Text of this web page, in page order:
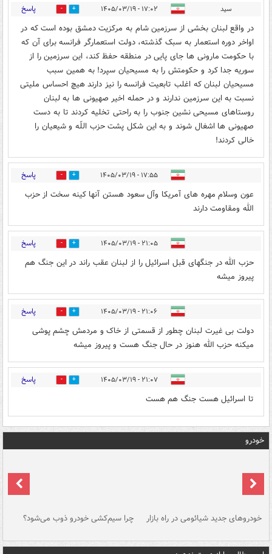
سید ۱۷:۰۲ - ۱۴۰۵/۰۳/۱۹ 0 پاسخ
در واقع لبنان بخشی از سرزمین شام به مرکزیت دمشق بوده است که در
اواخر دوره استعمار به سبک گذشته، دولت استعمارگر فرانسه برای آن که
با حکومت مارونی ها جای پایی در منطقه حفظ کند، این سرزمین را از
سوریه جدا کرد و حکومتش را به مسیحیان سپرد! به همین سبب
مسیحیان لبنان که اغلب تابعیت فرانسه را نیز دارند هیچ احساس ملیتی
نسبت به این سرزمین ندارند و در حمله اخیر صهیونی ها به لبنان
روستاهای مسیحی نشین جنوب را به راحتی تخلیه کردند تا به دست
صهیونی ها اشغال شوند و به این شکل پشت حزب اللّه و شیعیان را
خالی کردند!
۱۷:۵۵ - ۱۴۰۵/۰۳/۱۹ 1 پاسخ
عون وسلام مهره های آمریکا وآل سعود هستن آنها کينه سخت از حزب
الله ومقاومت دارند
۲۱:۰۵ - ۱۴۰۵/۰۳/۱۹ 0 پاسخ
حزب الله در جنگهای قبل اسرائیل را از لبنان عقب راند در این جنگ هم
پیروز میشه
۲۱:۰۶ - ۱۴۰۵/۰۳/۱۹ 0 پاسخ
دولت بی غیرت لبنان چطور از قسمتی از خاک و مردمش چشم پوشی
میکنه حزب الله هنوز در حال جنگ هست و پیروز میشه
۲۱:۰۷ - ۱۴۰۵/۰۳/۱۹ 0 پاسخ
تا اسرائیل هست جنگ هم هست
خودرو
خودروهای جدید شیائومی در راه بازار چرا سیم‌کشی خودرو ذوب می‌شود؟